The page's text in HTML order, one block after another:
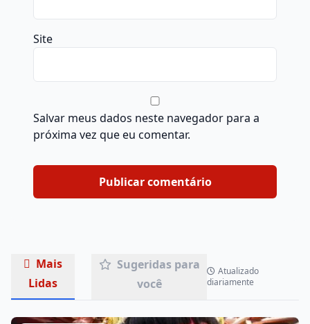
Site
Salvar meus dados neste navegador para a
próxima vez que eu comentar.
Mais
Lidas
Sugeridas para
você
Atualizado
diariamente